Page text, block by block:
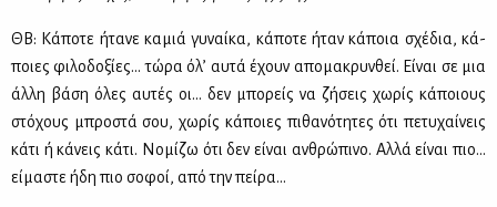
ΘΒ: Κά­πο­τε ήτα­νε κα­μιά γυ­ναί­κα, κά­πο­τε ήταν κά­ποια σχέ­δια, κά­
ποιες φι­λο­δο­ξί­ες… τώ­ρα όλ’ αυ­τά έχουν απο­μα­κρυν­θεί. Εί­ναι σε μια
άλ­λη βά­ση όλες αυ­τές οι… δεν μπο­ρείς να ζή­σεις χω­ρίς κά­ποιους
στό­χους μπρο­στά σου, χω­ρίς κά­ποιες πι­θα­νό­τη­τες ότι πε­τυ­χαί­νεις
κά­τι ή κά­νεις κά­τι. Νο­μί­ζω ότι δεν εί­ναι αν­θρώ­πι­νο. Αλ­λά εί­ναι πιο…
εί­μα­στε ήδη πιο σο­φοί, από την πεί­ρα…